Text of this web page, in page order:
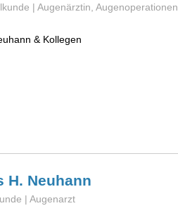
| Augenärztin, Augenoperationen
& Kollegen
H. Neuhann
| Augenarzt